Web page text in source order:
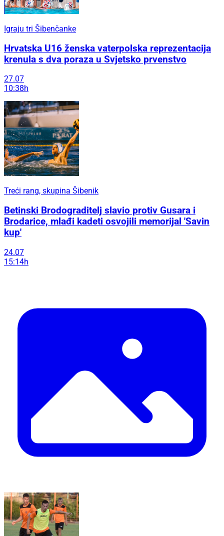
Igraju tri Šibenčanke
Hrvatska U16 ženska vaterpolska reprezentacija
krenula s dva poraza u Svjetsko prvenstvo
27.07
10:38h
Treći rang, skupina Šibenik
Betinski Brodograditelj slavio protiv Gusara i
Brodarice, mlađi kadeti osvojili memorijal 'Savin
kup'
24.07
15:14h